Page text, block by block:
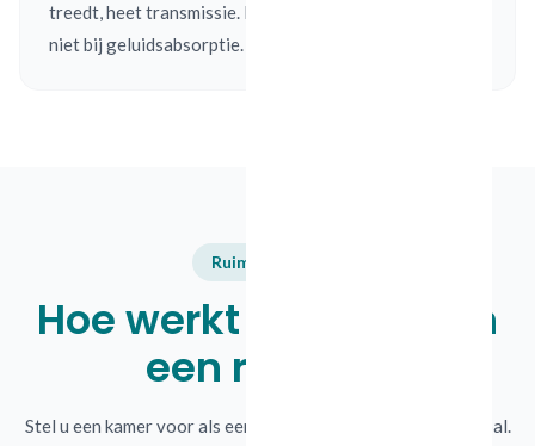
treedt, heet transmissie. Dit hoort bij geluidsisolatie,
niet bij geluidsabsorptie.
Ruimtegedrag
Hoe werkt akoestiek in
een ruimte?
Stel u een kamer voor als een tafeltennistafel. Geluid is de bal.